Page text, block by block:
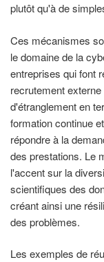
plutôt qu'à de
Ces mécanismes
le domaine de la
entreprises qui font
recrutement
d'étranglement en
formation continue
répondre à la
des prestations. Le
l'accent sur la
scientifiques des
créant ainsi une
des problèmes.
Les exemples de